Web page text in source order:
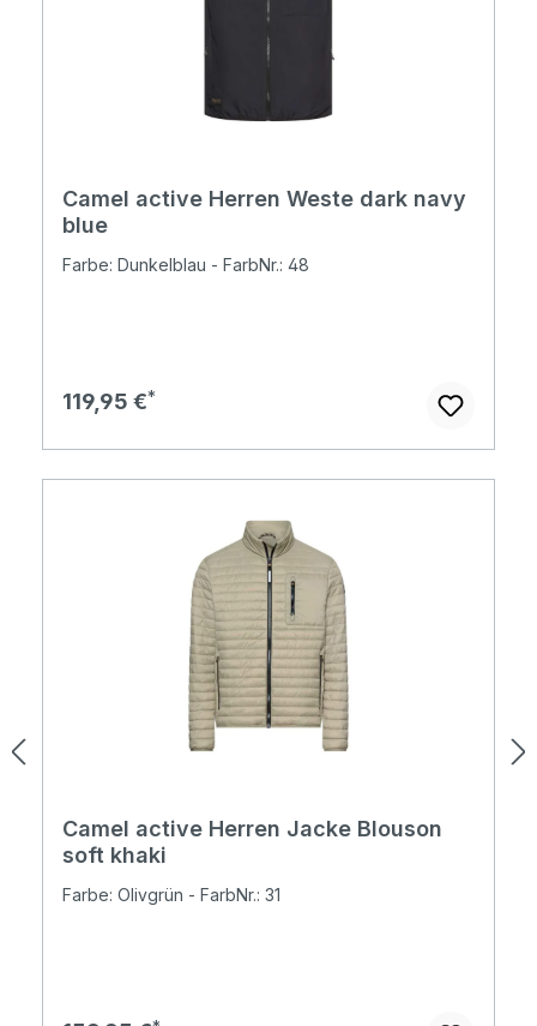
Camel active Herren Weste dark navy
blue
Farbe: Dunkelblau - FarbNr.: 48
Regulärer Preis:
119,95 €
Camel active Herren Jacke Blouson
soft khaki
Farbe: Olivgrün - FarbNr.: 31